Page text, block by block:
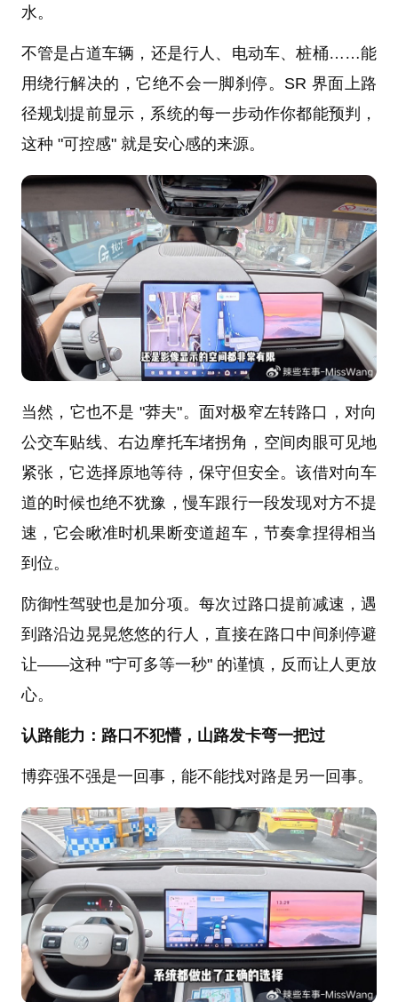
水。
不管是占道车辆，还是行人、电动车、桩桶……能
用绕行解决的，它绝不会一脚刹停。SR 界面上路
径规划提前显示，系统的每一步动作你都能预判，
这种 "可控感" 就是安心感的来源。
当然，它也不是 "莽夫"。面对极窄左转路口，对向
公交车贴线、右边摩托车堵拐角，空间肉眼可见地
紧张，它选择原地等待，保守但安全。该借对向车
道的时候也绝不犹豫，慢车跟行一段发现对方不提
速，它会瞅准时机果断变道超车，节奏拿捏得相当
到位。
防御性驾驶也是加分项。每次过路口提前减速，遇
到路沿边晃晃悠悠的行人，直接在路口中间刹停避
让——这种 "宁可多等一秒" 的谨慎，反而让人更放
心。
认路能力：路口不犯懵，山路发卡弯一把过
博弈强不强是一回事，能不能找对路是另一回事。